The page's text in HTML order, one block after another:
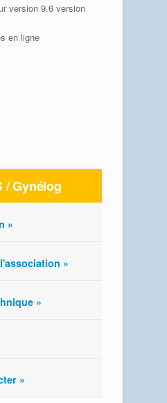
version 9.6 version
en ligne
/ Gynélog
»
»
»
»